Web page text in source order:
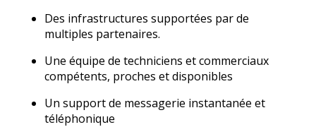
Des infrastructures supportées par de
multiples partenaires.
Une équipe de techniciens et commerciaux
compétents, proches et disponibles
Un support de messagerie instantanée et
téléphonique